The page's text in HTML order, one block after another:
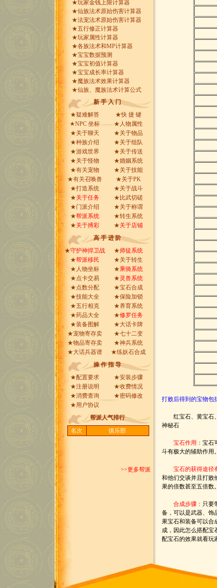
★玩家金钱上限计算器
★仙族法术原始伤害计算器
★法宠法术原始伤害计算器
★五行修正计算器
★玩家属性计算器
★各族法术和MP计算器
★宝宝数据预测
★宝宝初值计算器
★宝宝成长率计算器
★魔族法术效果计算器
★仙族、魔族法术计算公式
新 手 入 门
★疑难解答 ★快 捷 键
★NPC 坐标 ★ 人物属性
★关于聊天 ★关于物品
★种族介绍 ★关于组队
★游戏世界 ★关于传送
★关于怪物 ★婚姻系统
★有关宠物 ★关于技能
★有关召唤兽 ★关于PK
★打造系统 ★关于战斗
★关于任务 ★ 比武切磋
★门派介绍 ★关于称谓
★帮派系统 ★转生系统
★关于搏彩 ★关于店铺
高 手 进 阶
★守护神捍卫战 ★师徒系统
★帮派移民 ★关于转生
★ 人物坐标 ★乘骑系统
★点卡交易 ★灵兽系统
★点数分配 ★宝石合成
★技能大全 ★保险加锁
★五行相克 ★养育系统
★药品大全 ★修罗任务
★装备图解 ★大话卡牌
★宠物寄存卖 ★七十二变
★物品寄存卖 ★神兵系统
★大话兵器谱 ★练妖石合成
操 作 指 导
★配置要求 ★安装步骤
★注册说明 ★收费情况
★消费查询 ★密码修改
★用户协议
帮派人气排行
名次
俱乐部
>>更多帮派
打败后得到的宝物包
红宝石、黄宝石、
神秘石
宝石作用： 宝石
斗有极大的辅助作用
宝石的获得途径
和他们交谈并且打败
果的倍数甚至五倍数
合成步骤： 只要
备，可以是武器、饰
果宝石和装备可以
成，因此怎么搭配宝
配宝石的效果就看玩